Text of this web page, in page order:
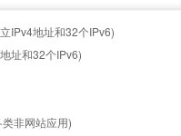
IPv4地址和32个IPv6)
址和32个IPv6)
非网站应用)